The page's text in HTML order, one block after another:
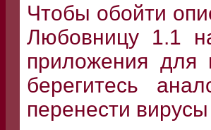
Чтобы обойти
Любовницу 1.1
приложения для
берегитесь
перенести